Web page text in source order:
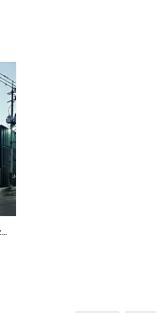
escritório modular personalizado do local de recipiente do transporte da casa pré-fabricada de 20ft